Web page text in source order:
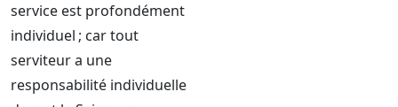
service est profondément
individuel ; car tout
serviteur a une
responsabilité individuelle